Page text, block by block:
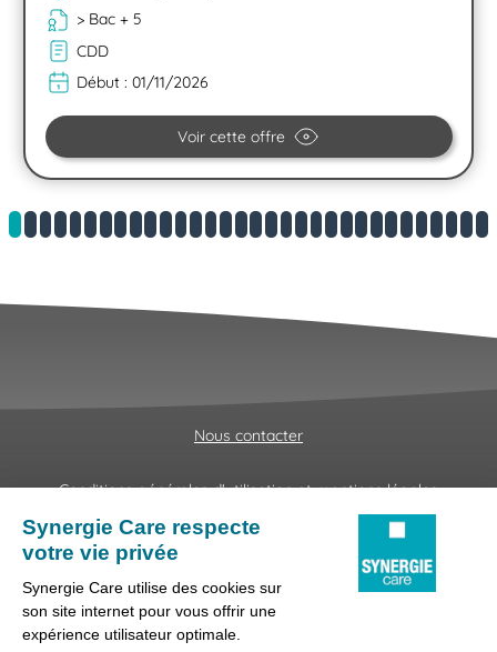
> Bac + 5
CDD
Début : 01/11/2026
Voir cette offre
Nous contacter
Conditions générales d'utilisation et mentions légales
Fraudes & Hameçonnages
Lanceur d'alertes